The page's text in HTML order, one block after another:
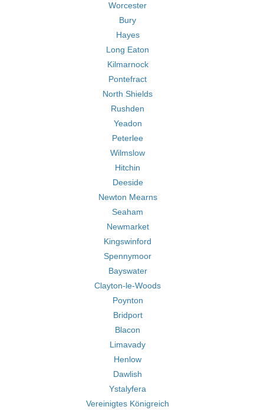
Worcester
Bury
Hayes
Long Eaton
Kilmarnock
Pontefract
North Shields
Rushden
Yeadon
Peterlee
Wilmslow
Hitchin
Deeside
Newton Mearns
Seaham
Newmarket
Kingswinford
Spennymoor
Bayswater
Clayton-le-Woods
Poynton
Bridport
Blacon
Limavady
Henlow
Dawlish
Ystalyfera
Vereinigtes Königreich